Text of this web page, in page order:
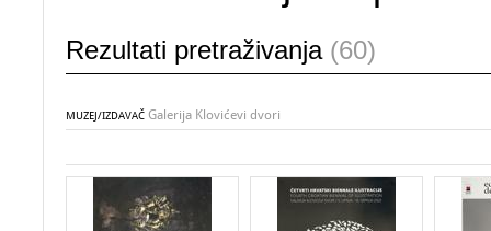
Rezultati pretraživanja (60)
MUZEJ/IZDAVAČ Galerija Klovićevi dvori